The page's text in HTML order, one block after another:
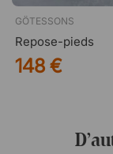
GÖTESSONS
Repose-pieds
148 €